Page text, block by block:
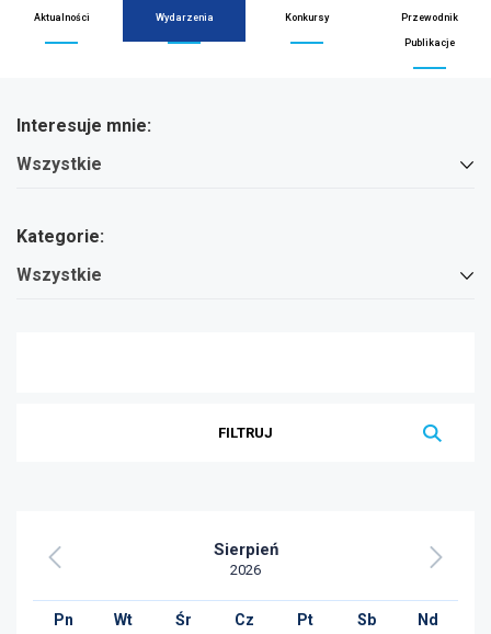
Aktualności Wydarzenia Konkursy Przewodnik
Publikacje
treśćInteresuje mnie:
Wszystkie
Kategorie:
Wszystkie
Sierpień
2026
Pn Wt Śr Cz Pt Sb Nd